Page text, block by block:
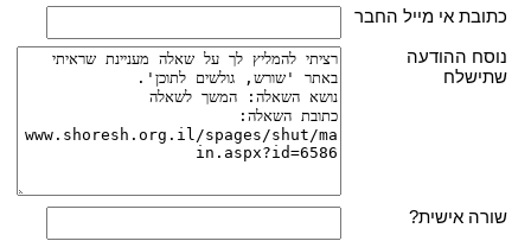
כתובת אי מייל החבר
נוסח ההודעה
שתישלח
שורה אישית?